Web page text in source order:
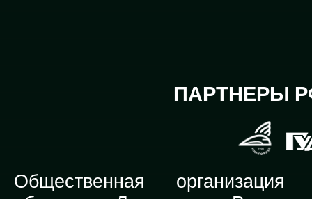
ПАРТНЕРЫ
Общественная организация